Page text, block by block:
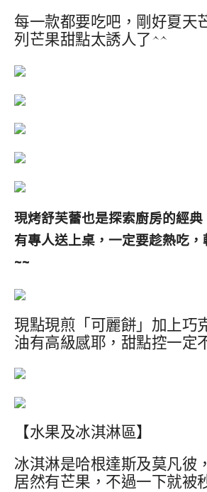
每一款都要吃吧，剛好夏天
列芒果甜點太誘人了^^
現烤舒芙蕾也是探索廚房的經
有專人送上桌，一定要趁熱吃
~~
現點現煎「可麗餅」加上巧
油有高級感耶，甜點控一定
【水果及冰淇淋區】
冰淇淋是哈根達斯及莫凡彼
居然有芒果，不過一下就被